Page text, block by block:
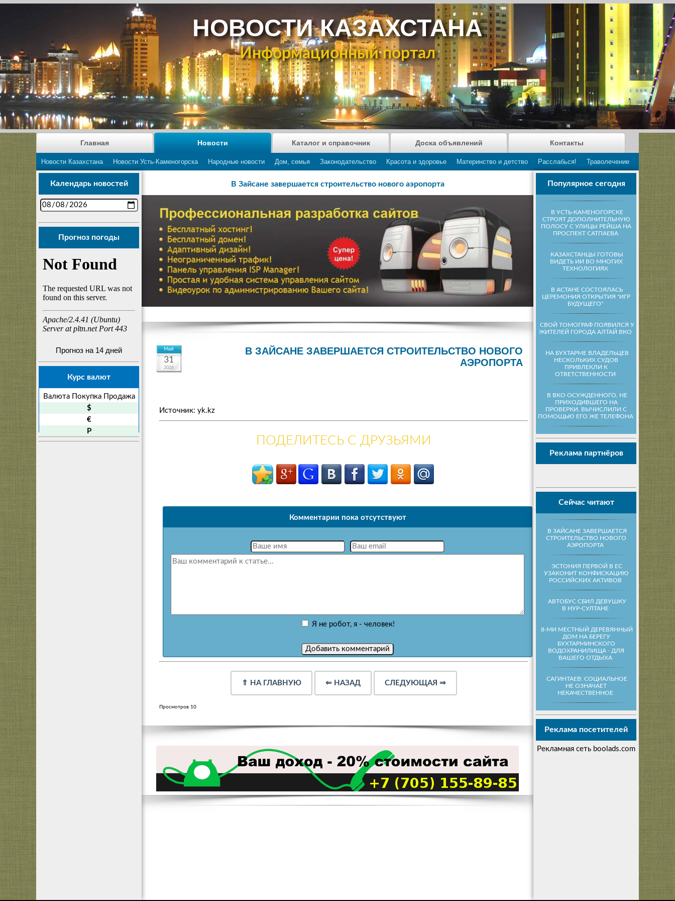
НОВОСТИ КАЗАХСТАНА
Информационный портал
Главная Новости
Новости Казахстана Новости Усть-Каменогорска Народные новости Дом, семья Законодательство Красота и здоровье Материнство и детство Расслабься! Траволечение
Каталог и справочник Доска объявлений Контакты
Популярное сегодня
В УСТЬ-КАМЕНОГОРСКЕ
СТРОЯТ ДОПОЛНИТЕЛЬНУЮ
ПОЛОСУ С УЛИЦЫ РЕЙША НА
ПРОСПЕКТ САТПАЕВА
КАЗАХСТАНЦЫ ГОТОВЫ
ВИДЕТЬ ИИ ВО МНОГИХ
ТЕХНОЛОГИЯХ
В АСТАНЕ СОСТОЯЛАСЬ
ЦЕРЕМОНИЯ ОТКРЫТИЯ "ИГР
БУДУЩЕГО"
СВОЙ ТОМОГРАФ ПОЯВИЛСЯ У
ЖИТЕЛЕЙ ГОРОДА АЛТАЙ ВКО
НА БУХТАРМЕ ВЛАДЕЛЬЦЕВ
НЕСКОЛЬКИХ СУДОВ
ПРИВЛЕКЛИ К
ОТВЕТСТВЕННОСТИ
В ВКО ОСУЖДЕННОГО, НЕ
ПРИХОДИВШЕГО НА
ПРОВЕРКИ, ВЫЧИСЛИЛИ С
ПОМОЩЬЮ ЕГО ЖЕ ТЕЛЕФОНА
Реклама партнёров
Сейчас читают
В ЗАЙСАНЕ ЗАВЕРШАЕТСЯ
СТРОИТЕЛЬСТВО НОВОГО
АЭРОПОРТА
ЭСТОНИЯ ПЕРВОЙ В ЕС
УЗАКОНИТ КОНФИСКАЦИЮ
РОССИЙСКИХ АКТИВОВ
АВТОБУС СБИЛ ДЕВУШКУ
В НУР-СУЛТАНЕ
8-МИ МЕСТНЫЙ ДЕРЕВЯННЫЙ
ДОМ НА БЕРЕГУ
БУХТАРМИНСКОГО
ВОДОХРАНИЛИЩА - ДЛЯ
ВАШЕГО ОТДЫХА
САГИНТАЕВ: СОЦИАЛЬНОЕ
НЕ ОЗНАЧАЕТ
НЕКАЧЕСТВЕННОЕ
Реклама посетителей
Рекламная сеть boolads.com
Календарь новостей
Прогноз погоды
Прогноз на 14 дней
Курс валют
Валюта Покупка
Продажа
$
€
P
В Зайсане завершается строительство нового аэропорта
Май
31
2026
В ЗАЙСАНЕ ЗАВЕРШАЕТСЯ СТРОИТЕЛЬСТВО НОВОГО
АЭРОПОРТА
Источник: yk.kz
ПОДЕЛИТЕСЬ С ДРУЗЬЯМИ
Комментарии пока отсутствуют
Я не робот, я - человек!
⇑ НА ГЛАВНУЮ ⇐ НАЗАД СЛЕДУЮЩАЯ ⇒
Просмотров 10